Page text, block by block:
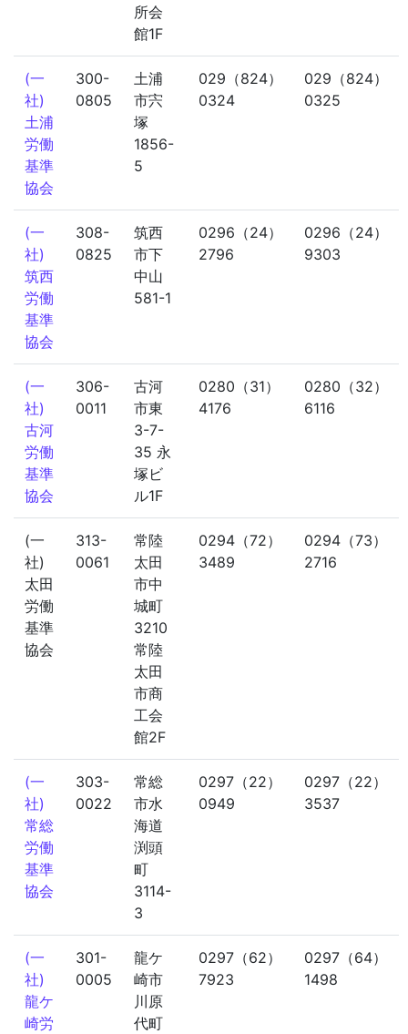
所会
館1F
(一
社)
土浦
労働
基準
協会
300-
0805
土浦
市宍
塚
1856-
5
029（824）
0324
029（824）
0325
(一
社)
筑西
労働
基準
協会
308-
0825
筑西
市下
中山
581-1
0296（24）
2796
0296（24）
9303
(一
社)
古河
労働
基準
協会
306-
0011
古河
市東
3-7-
35 永
塚ビ
ル1F
0280（31）
4176
0280（32）
6116
(一
社)
太田
労働
基準
協会
313-
0061
常陸
太田
市中
城町
3210
常陸
太田
市商
工会
館2F
0294（72）
3489
0294（73）
2716
(一
社)
常総
労働
基準
協会
303-
0022
常総
市水
海道
渕頭
町
3114-
3
0297（22）
0949
0297（22）
3537
(一
社)
龍ケ
崎労
301-
0005
龍ケ
崎市
川原
代町
0297（62）
7923
0297（64）
1498